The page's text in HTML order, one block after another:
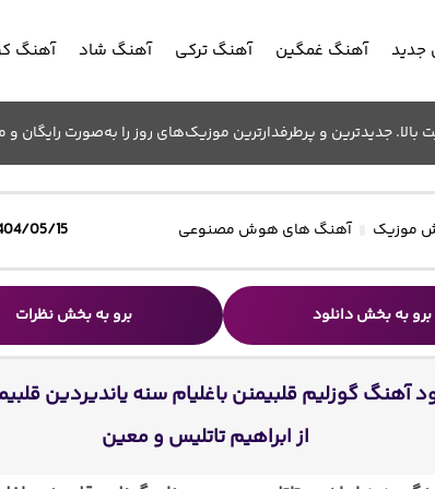
جدید آهنگ غمگین آهنگ ترکی آهنگ شاد آهنگ
جدیدترین و پرطرفدارترین موزیک‌های روز را به‌صورت رایگان
موزیک آهنگ های هوش مصنوعی 1404/05/15 -
برو به بخش دانلود برو به بخش نظرات
آهنگ گوزلیم قلبیمنن باغلیام سنه یاندیردین
از ابراهیم تاتلیس و معین